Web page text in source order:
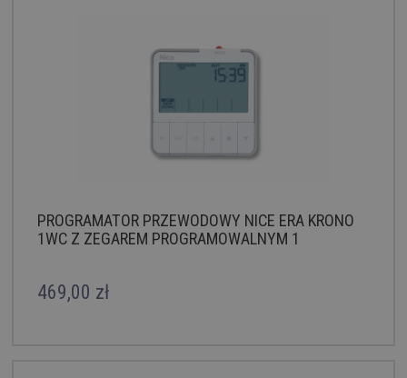
PROGRAMATOR PRZEWODOWY NICE ERA KRONO
1WC Z ZEGAREM PROGRAMOWALNYM 1
469,00 zł